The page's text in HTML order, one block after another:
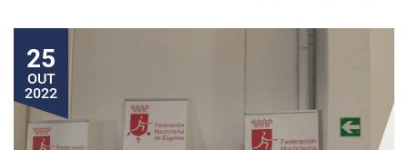
25
OUT
2022